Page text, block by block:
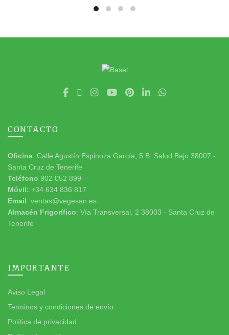
CONTACTO
Oficina: Calle Agustín Espinoza García, 5 B. Salud Bajo 38007 -
Santa Cruz de Tenerife
Teléfono 902 052 899
Móvil: +34 634 836 817
Email: ventas@vegesan.es
Almacén Frigorífico: Vía Transversal, 2 38003 - Santa Cruz de
Tenerife
IMPORTANTE
Aviso Legal
Terminos y condiciones de envío
Política de privacidad